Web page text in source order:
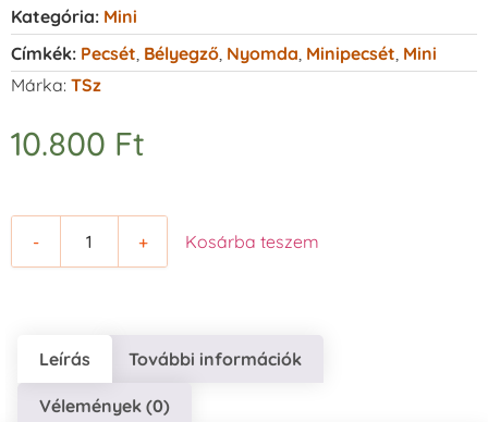
Kategória: Mini
Címkék: Pecsét Bélyegző Nyomda Minipecsét Mini
Márka: TSz
10.800 Ft
- + Kosárba teszem
Leírás További információk
Vélemények (0)